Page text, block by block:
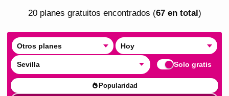
20planes gratuitos encontrados (67en total)
Otros planes Hoy
Sevilla Solo gratis
Popularidad